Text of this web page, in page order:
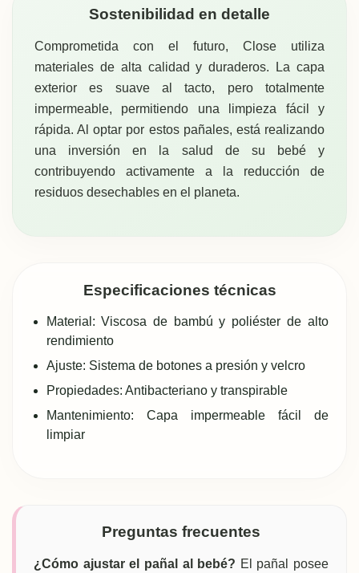
Sostenibilidad en detalle
Comprometida con el futuro, Close utiliza
materiales de alta calidad y duraderos. La capa
exterior es suave al tacto, pero totalmente
impermeable, permitiendo una limpieza fácil y
rápida. Al optar por estos pañales, está realizando
una inversión en la salud de su bebé y
contribuyendo activamente a la reducción de
residuos desechables en el planeta.
Especificaciones técnicas
Material: Viscosa de bambú y poliéster de alto
rendimiento
Ajuste: Sistema de botones a presión y velcro
Propiedades: Antibacteriano y transpirable
Mantenimiento: Capa impermeable fácil de
limpiar
Preguntas frecuentes
¿Cómo ajustar el pañal al bebé? El pañal posee